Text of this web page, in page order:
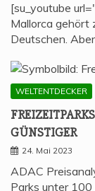
[su_youtube
Mallorca gehört
Deutschen.
WELTENTDECKER
GÜNSTIGER
24. Mai 2023
ADAC
Parks unter